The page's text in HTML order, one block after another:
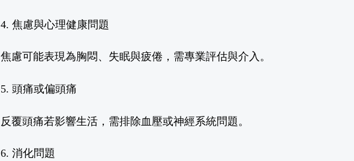
4. 焦慮與心理健康問題
焦慮可能表現為胸悶、失眠與疲倦，需專業評估與介入。
5. 頭痛或偏頭痛
反覆頭痛若影響生活，需排除血壓或神經系統問題。
6. 消化問題